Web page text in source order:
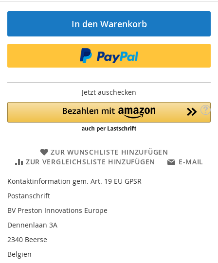
In den Warenkorb
Jetzt auschecken
ZUR WUNSCHLISTE HINZUFÜGEN
ZUR VERGLEICHSLISTE HINZUFÜGEN
E-MAIL
Kontaktinformation gem. Art. 19 EU GPSR
Postanschrift
BV Preston Innovations Europe
Dennenlaan 3A
2340 Beerse
Belgien